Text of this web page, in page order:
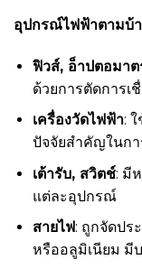
อุปกรณ์ไฟฟ้าตามบ้
ฟิวส์, อ็าปตอมา
ด้วยการตัดการเ
เครื่องวัดไฟฟ้า:
ปัจจัยสำคัญในก
เต้ารับ, สวิตช์: มี
แต่ละอุปกรณ์
สายไฟ: ถูกจัดปร
หรืออลูมิเนียม มี